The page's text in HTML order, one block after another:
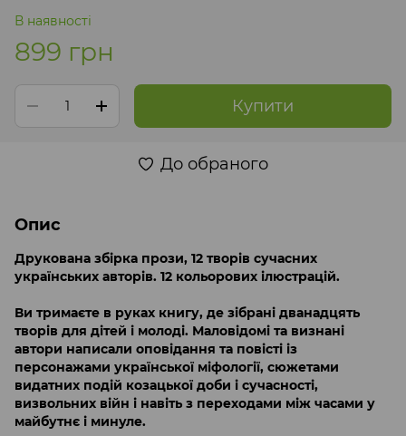
В наявності
899 грн
Купити
До обраного
Опис
Друкована збірка прози, 12 творів сучасних
українських авторів. 12 кольорових ілюстрацій.
Ви тримаєте в руках книгу, де зібрані дванадцять
творів для дітей і молоді. Маловідомі та визнані
автори написали оповідання та повісті із
персонажами української міфології, сюжетами
видатних подій козацької доби і сучасності,
визвольних війн і навіть з переходами між часами у
майбутнє і минуле.